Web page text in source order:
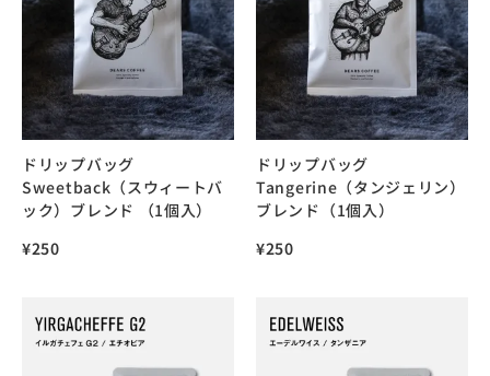
ドリップバッグ
Sweetback（スウィートバ
ック）ブレンド （1個入）
¥250
ドリップバッグ
Tangerine（タンジェリン）
ブレンド（1個入）
¥250